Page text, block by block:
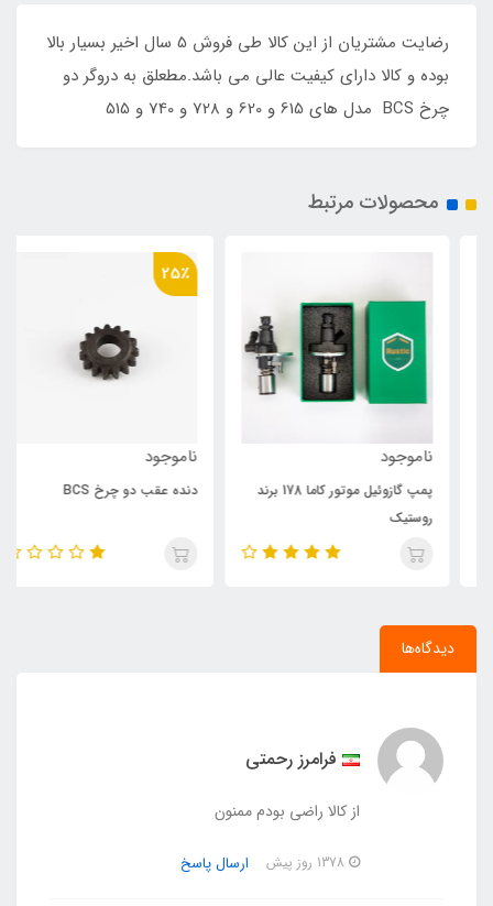
رضایت مشتریان از این کالا طی فروش 5 سال اخیر بسیار بالا
بوده و کالا دارای کیفیت عالی می باشد.مطعلق به دروگر دو
چرخ BCS مدل های 615 و 620 و 728 و 740 و 515
محصولات مرتبط
ناموجود
پمپ گازوئیل موتور کاما 178 برند
روستیک
25٪
ناموجود
دنده عقب دو چرخ BCS
دیدگاه‌ها
فرامرز رحمتی
از کالا راضی بودم ممنون
ارسال پاسخ